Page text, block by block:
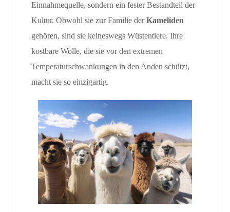
Einnahmequelle, sondern ein fester Bestandteil der
Kultur. Obwohl sie zur Familie derKameliden
gehören, sind sie keineswegs Wüstentiere. Ihre
kostbare Wolle, die sie vor den extremen
Temperaturschwankungen in den Anden schützt,
macht sie so einzigartig.